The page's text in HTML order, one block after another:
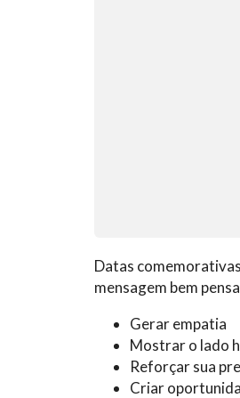
Datas
mensagem bem
Gerar empatia
Mostrar o lado
Reforçar sua
Criar